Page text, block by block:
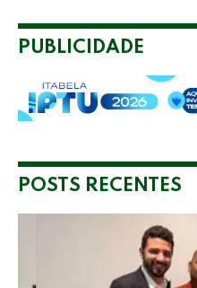
PUBLICIDADE
POSTS RECENTES